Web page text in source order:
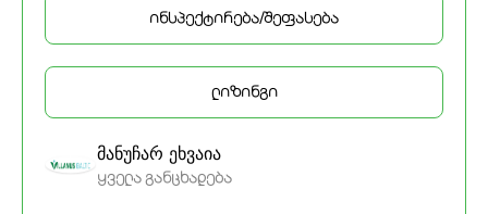
ინსპექტირება/შეფასება
ლიზინგი
მანუჩარ ეხვაია
ყველა განცხადება